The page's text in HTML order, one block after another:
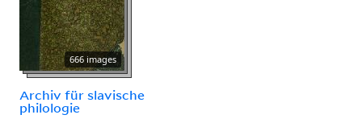
666 images
Archiv für slavische
philologie